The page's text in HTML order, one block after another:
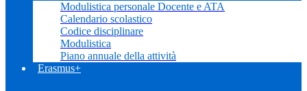
Modulistica personale Docente e ATA
Calendario scolastico
Codice disciplinare
Modulistica
Piano annuale della attività
Erasmus+